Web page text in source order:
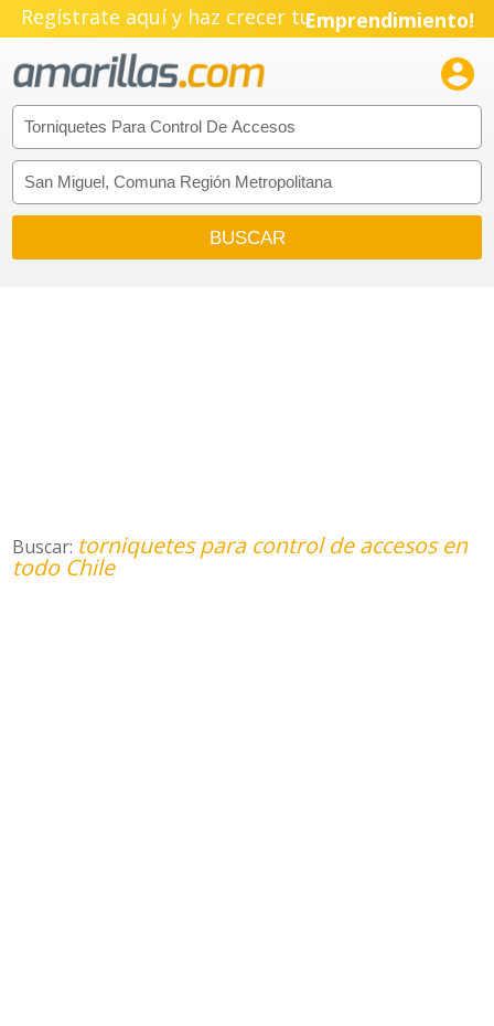
Regístrate aquí y haz crecer tuEmprendimiento!

Buscar: torniquetes para control de accesos en
todo Chile